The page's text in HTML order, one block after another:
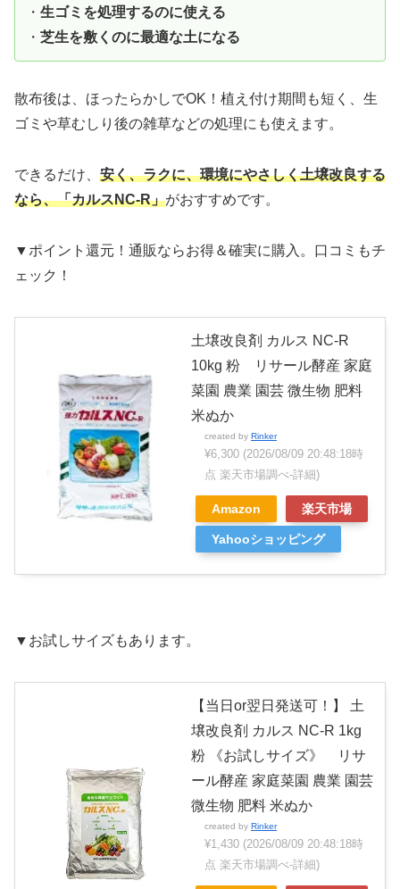
・ 生ゴミを処理するのに使える
・ 芝生を敷くのに最適な土になる
散布後は、ほったらかしでOK！植え付け期間も短く、生
ゴミや草むしり後の雑草などの処理にも使えます。
できるだけ、 安く、ラクに、環境にやさしく土壌改良する
なら、「カルスNC-R」がおすすめです。
▼ポイント還元！通販ならお得＆確実に購入。口コミもチ
ェック！
土壌改良剤 カルス NC-R
10kg 粉 リサール酵産 家庭
菜園 農業 園芸 微生物 肥料
米ぬか
created by Rinker
¥6,300 (2026/08/09 20:48:18時
点 楽天市場調べ-詳細)
Amazon 楽天市場
Yahooショッピング
▼お試しサイズもあります。
【当日or翌日発送可！】 土
壌改良剤 カルス NC-R 1kg
粉 《お試しサイズ》 リサ
ール酵産 家庭菜園 農業 園芸
微生物 肥料 米ぬか
created by Rinker
¥1,430 (2026/08/09 20:48:18時
点 楽天市場調べ-詳細)